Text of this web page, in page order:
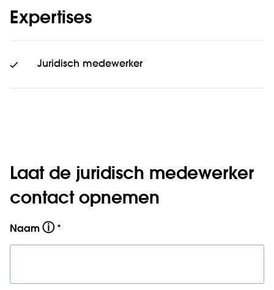
Expertises
Juridisch medewerker
Laat de juridisch medewerker
contact opnemen
Naam ⓘ *